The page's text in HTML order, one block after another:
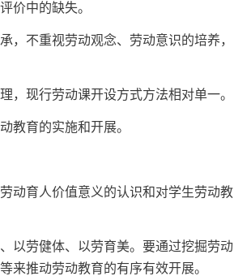
价中的缺失。
不重视劳动观念、劳动意识的培养，
现行劳动课开设方式方法相对单一。
育的实施和开展。
育人价值意义的认识和对学生劳动教
劳健体、以劳育美。要通过挖掘劳动
来推动劳动教育的有序有效开展。